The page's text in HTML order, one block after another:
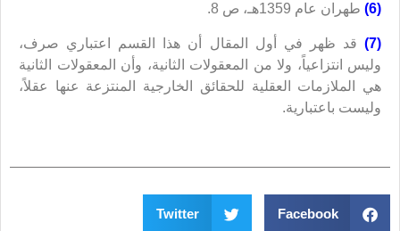
(6) طهران عام 1359هـ، ص 8.
(7)
قد ظهر في أول المقال أن هذا القسم اعتباري صرف،
وليس انتزاعياً، ولا من المعقولات الثانية، وأن المعقولات الثانية
هي الملازمات العقلية للحقائق الخارجية المنتزعة عنها عقلاً،
وليست باعتبارية.
Facebook
Twitter